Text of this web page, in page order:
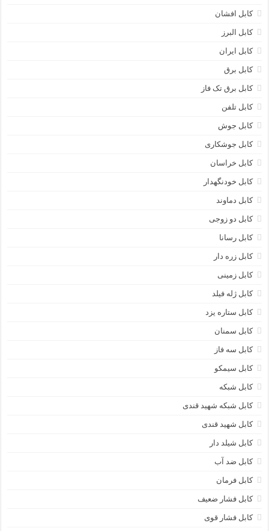
کابل افشان
کابل البرز
کابل ایران
کابل برق
کابل برق تک فاز
کابل تلفن
کابل جوش
کابل جوشکاری
کابل خراسان
کابل خودنگهدار
کابل دماوند
کابل دو زوجی
کابل رسانا
کابل زره دار
کابل زمینی
کابل ژله فیلد
کابل ستاره یزد
کابل سمنان
کابل سه فاز
کابل سیمکو
کابل شبکه
کابل شبکه شهید قندی
کابل شهید قندی
کابل شیلد دار
کابل ضد آب
کابل فرمان
کابل فشار ضعیف
کابل فشار قوی